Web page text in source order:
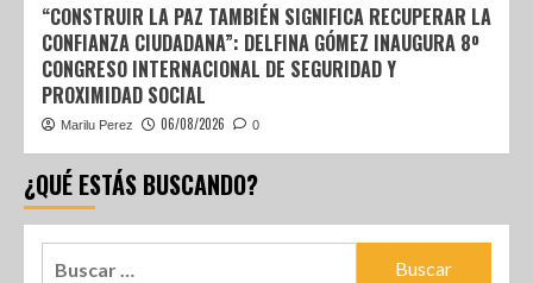
“CONSTRUIR LA PAZ TAMBIÉN SIGNIFICA RECUPERAR LA
CONFIANZA CIUDADANA”: DELFINA GÓMEZ INAUGURA 8º
CONGRESO INTERNACIONAL DE SEGURIDAD Y
PROXIMIDAD SOCIAL
Marilu Perez 06/08/2026 0
¿QUÉ ESTÁS BUSCANDO?